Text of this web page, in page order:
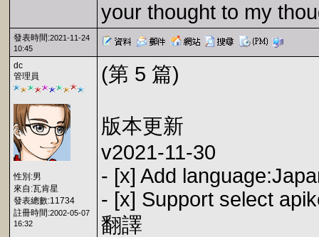
your thought to my
發表時間:2021-11-24
10:45
dc
管理員
性別:男
來自:瓦肯星
發表總數:11734
註冊時間:2002-05-07
16:32
(第 5 篇)
版本更新
v2021-11-30
- [x] Add
- [x] Support select
翻譯